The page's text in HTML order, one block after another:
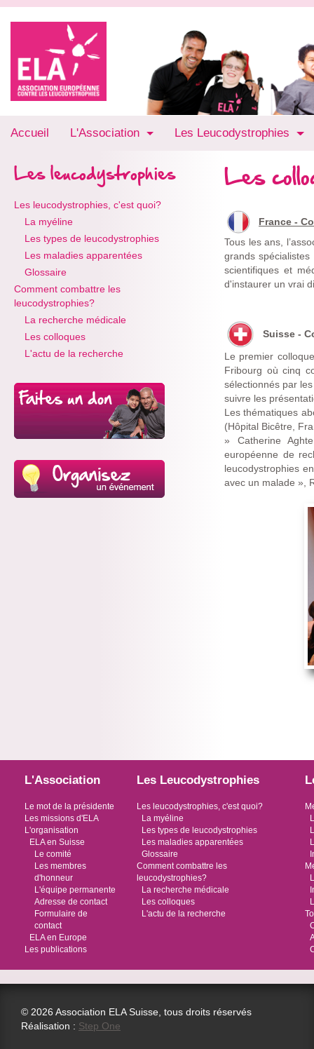
Accueil L'Association Les Leucodystrophies
Les leucodystrophies
Les leucodystrophies, c'est quoi?
La myéline
Les types de leucodystrophies
Les maladies apparentées
Glossaire
Comment combattre les
leucodystrophies?
La recherche médicale
Les colloques
L'actu de la recherche
Les
France -
Tous les ans,
grands
scientifiques et
d'instaurer un vrai
Suisse -
Le premier
Fribourg où cinq
sélectionnés par
suivre les
Les thématiques
(Hôpital Bicêtre,
» Catherine
européenne de
leucodystrophies
avec un malade »,
L'Association
Le mot de la présidente
Les missions d'ELA
L'organisation
ELA en Suisse
Le comité
Les membres
d'honneur
L'équipe permanente
Adresse de contact
Formulaire de
contact
ELA en Europe
Les publications
Les Leucodystrophies
Les leucodystrophies, c'est quoi?
La myéline
Les types de leucodystrophies
Les maladies apparentées
Glossaire
Comment combattre les
leucodystrophies?
La recherche médicale
Les colloques
L'actu de la recherche
© 2026 Association ELA Suisse, tous droits réservés
Réalisation : Step One